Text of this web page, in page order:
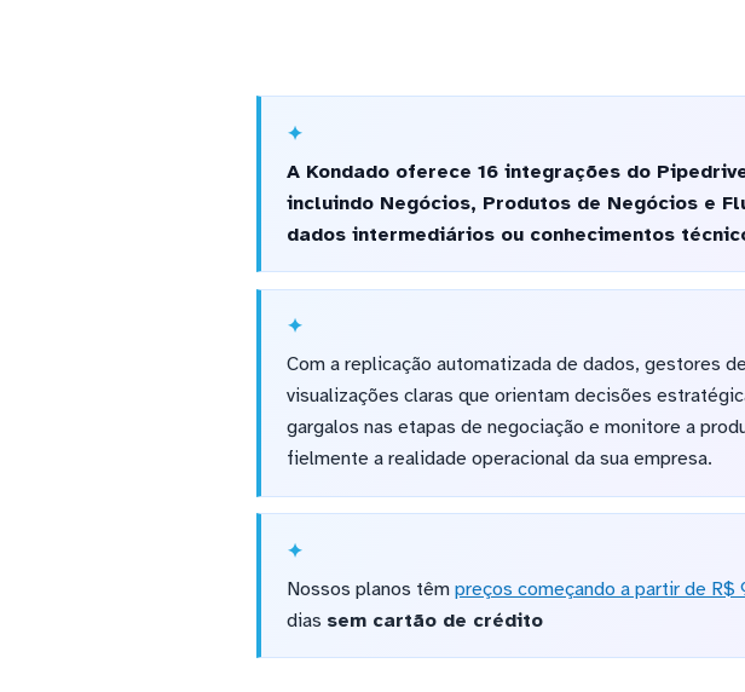
A Kondado oferece 16 integrações do
incluindo Negócios, Produtos de Negócios e
dados intermediários ou conhecimentos
Com a replicação automatizada de dados, gestores
visualizações claras que orientam decisões
gargalos nas etapas de negociação e monitore a
fielmente a realidade operacional da sua empresa.
Nossos planos têm preços começando a partir de R$
dias sem cartão de crédito